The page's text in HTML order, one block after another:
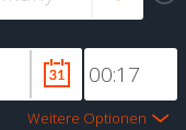
Weitere Optionen